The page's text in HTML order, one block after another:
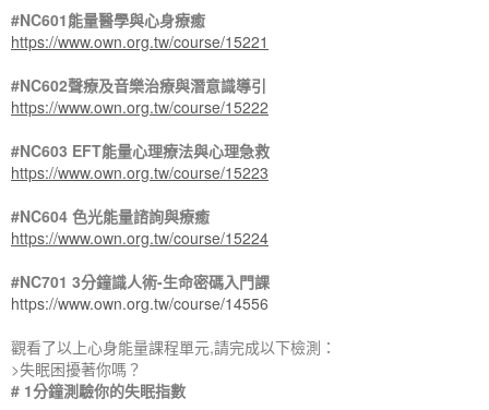
#NC601能量醫學與心身療癒
https://www.own.org.tw/course/15221
#NC602聲療及音樂治療與潛意識導引
https://www.own.org.tw/course/15222
#NC603 EFT能量心理療法與心理急救
https://www.own.org.tw/course/15223
#NC604 色光能量諮詢與療癒
https://www.own.org.tw/course/15224
#NC701 3分鐘識人術-生命密碼入門課
https://www.own.org.tw/course/14556
觀看了以上心身能量課程單元,請完成以下檢測：
>失眠困擾著你嗎？
# 1分鐘測驗你的失眠指數